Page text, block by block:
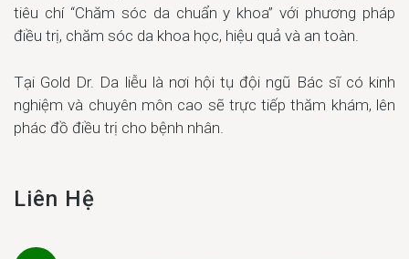
tiêu chí “Chăm sóc da chuẩn y khoa” với phương pháp
điều trị, chăm sóc da khoa học, hiệu quả và an toàn.
Tại Gold Dr. Da liễu là nơi hội tụ đội ngũ Bác sĩ có kinh
nghiệm và chuyên môn cao sẽ trực tiếp thăm khám, lên
phác đồ điều trị cho bệnh nhân.
Liên Hệ